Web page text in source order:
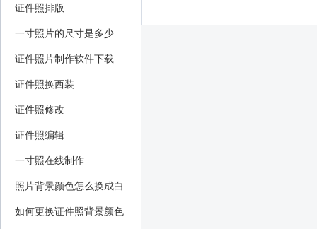
证件照排版
一寸照片的尺寸是多少
证件照片制作软件下载
证件照换西装
证件照修改
证件照编辑
一寸照在线制作
照片背景颜色怎么换成白
色
如何更换证件照背景颜色